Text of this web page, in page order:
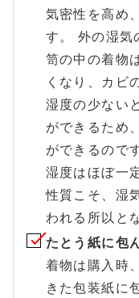
気密性を高め
す。 外の湿気
笥の中の着物
くなり、カビ
湿度の少ない
ができるため
ができるので
湿度はほぼ一
性質こそ、湿
われる所以と
たとう紙に包
着物は購入時
きた包装紙に